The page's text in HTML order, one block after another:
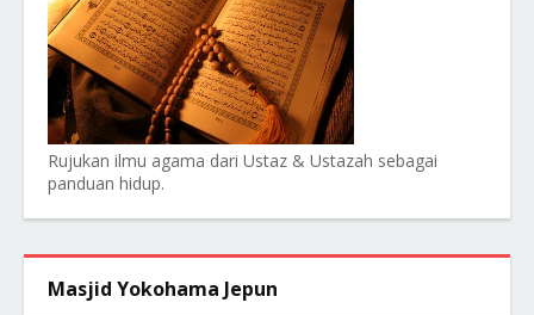
Rujukan ilmu agama dari Ustaz & Ustazah sebagai
panduan hidup.
Masjid Yokohama Jepun